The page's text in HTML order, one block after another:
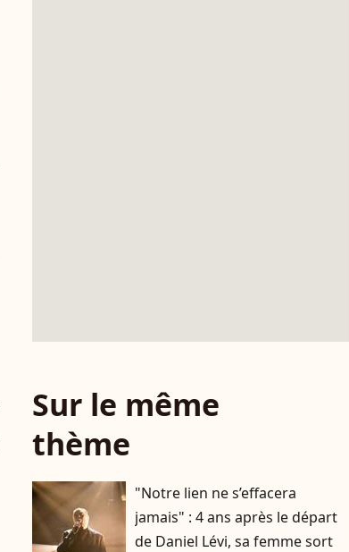
Sur le même
thème
"Notre lien ne s’effacera
jamais" : 4 ans après le départ
de Daniel Lévi, sa femme sort